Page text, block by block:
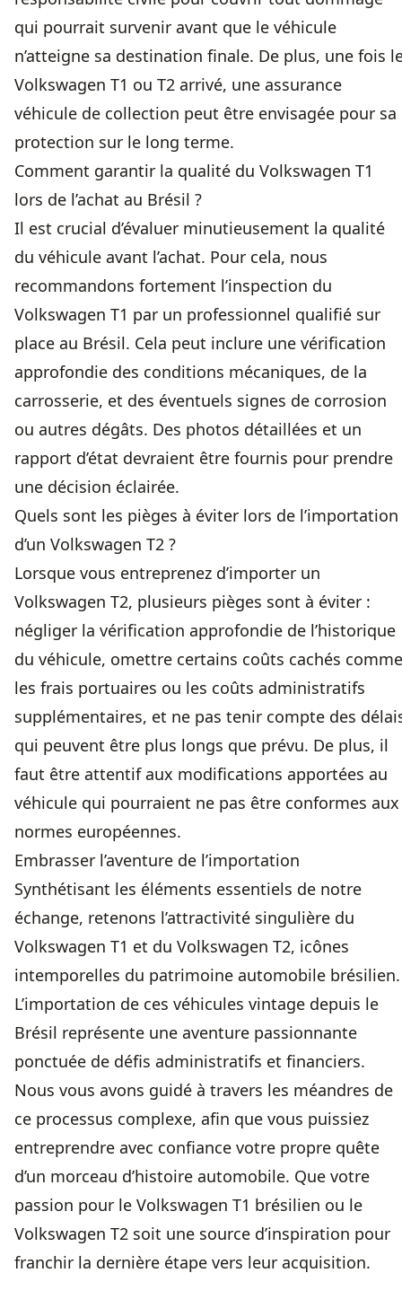
qui pourrait survenir avant que le véhicule
n’atteigne sa destination finale. De plus, une fois
Volkswagen T1 ou T2 arrivé, une assurance
véhicule de collection peut être envisagée pour sa
protection sur le long terme.
Comment garantir la qualité du Volkswagen T1
lors de l’achat au Brésil ?
Il est crucial d’évaluer minutieusement la qualité
du véhicule avant l’achat. Pour cela, nous
recommandons fortement l’inspection du
Volkswagen T1 par un professionnel qualifié sur
place au Brésil. Cela peut inclure une vérification
approfondie des conditions mécaniques, de la
carrosserie, et des éventuels signes de corrosion
ou autres dégâts. Des photos détaillées et un
rapport d’état devraient être fournis pour prendre
une décision éclairée.
Quels sont les pièges à éviter lors de l’importation
d’un Volkswagen T2 ?
Lorsque vous entreprenez d’importer un
Volkswagen T2, plusieurs pièges sont à éviter :
négliger la vérification approfondie de l’historique
du véhicule, omettre certains coûts cachés comme
les frais portuaires ou les coûts administratifs
supplémentaires, et ne pas tenir compte des
qui peuvent être plus longs que prévu. De plus, il
faut être attentif aux modifications apportées au
véhicule qui pourraient ne pas être conformes aux
normes européennes.
Embrasser l’aventure de l’importation
Synthétisant les éléments essentiels de notre
échange, retenons l’attractivité singulière du
Volkswagen T1 et du Volkswagen T2, icônes
intemporelles du patrimoine automobile brésilien.
L’importation de ces véhicules vintage depuis le
Brésil représente une aventure passionnante
ponctuée de défis administratifs et financiers.
Nous vous avons guidé à travers les méandres de
ce processus complexe, afin que vous puissiez
entreprendre avec confiance votre propre quête
d’un morceau d’histoire automobile. Que votre
passion pour le Volkswagen T1 brésilien ou le
Volkswagen T2 soit une source d’inspiration pour
franchir la dernière étape vers leur acquisition.